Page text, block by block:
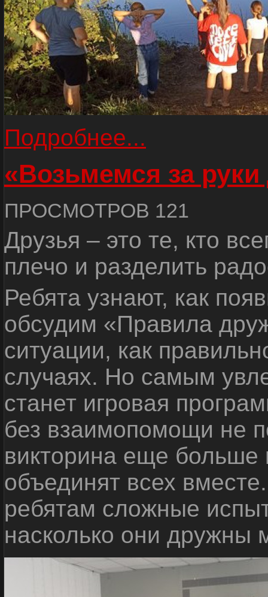
Подробнее...
«Возьмемся за руки
ПРОСМОТРОВ 121
Друзья – это те, кто
плечо и разделить
Ребята узнают, как
обсудим «Правила
ситуации, как
случаях. Но самым
станет игровая
без взаимопомощи не
викторина еще
объединят всех
ребятам сложные
насколько они дружны